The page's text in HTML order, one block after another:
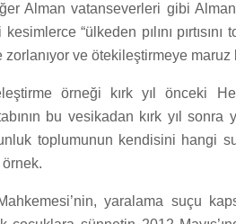
Alman vatanseverleri gibi
“ülkeden pılını
ve ötekileştirmeye maruz
örneği kırk yıl önceki
bu vesikadan kırk yıl sonra
toplumunun kendisini hangi
yaralama suçu